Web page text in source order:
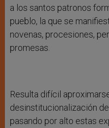
a los santos patronos
pueblo, la que se
novenas, procesiones,
promesas.
Resulta difícil
desinstitucionalización
pasando por alto estas